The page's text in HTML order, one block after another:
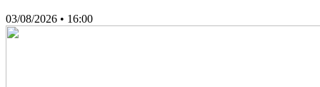
03/08/2026 • 16:00